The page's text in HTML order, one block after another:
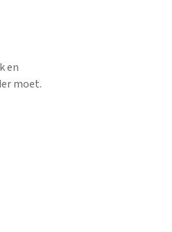
en
moet.